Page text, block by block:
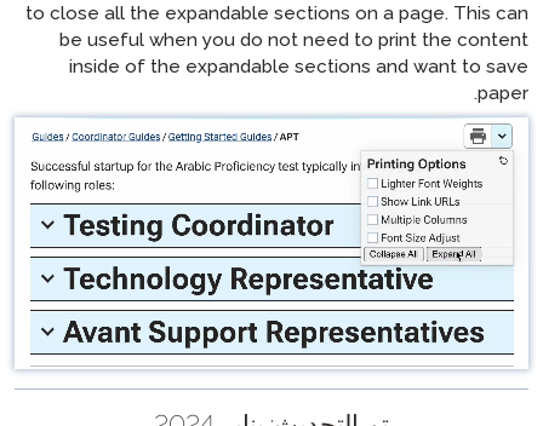
to close all the expandable
be useful when you do not
inside of the expandable